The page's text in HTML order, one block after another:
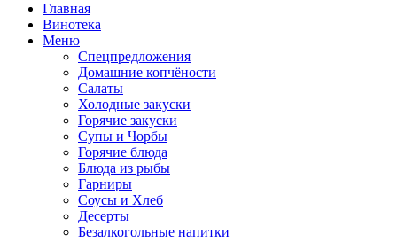
Главная
Винотека
Меню
Спецпредложения
Домашние копчёности
Салаты
Холодные закуски
Горячие закуски
Супы и Чорбы
Горячие блюда
Блюда из рыбы
Гарниры
Соусы и Хлеб
Десерты
Безалкогольные напитки